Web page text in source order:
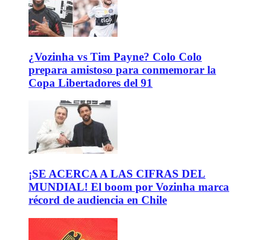
¿Vozinha vs Tim Payne? Colo Colo
prepara amistoso para conmemorar la
Copa Libertadores del 91
¡SE ACERCA A LAS CIFRAS DEL
MUNDIAL! El boom por Vozinha marca
récord de audiencia en Chile